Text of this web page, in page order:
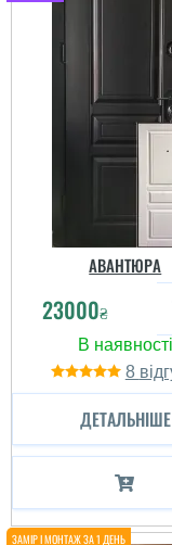
АВАНТЮРА
23000₴
8
ДЕТАЛЬНІШЕ